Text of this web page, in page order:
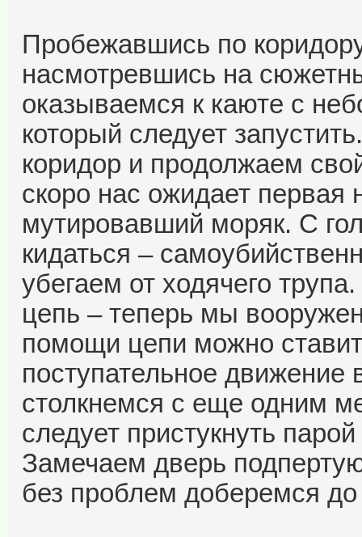
Пробежавшись по
насмотревшись на
оказываемся к каюте с
который следует
коридор и продолжаем
скоро нас ожидает первая
мутировавший моряк. С
кидаться –
убегаем от ходячего
цепь – теперь мы
помощи цепи можно
поступательное движение
столкнемся с еще одним
следует пристукнуть
Замечаем дверь
без проблем доберемся до